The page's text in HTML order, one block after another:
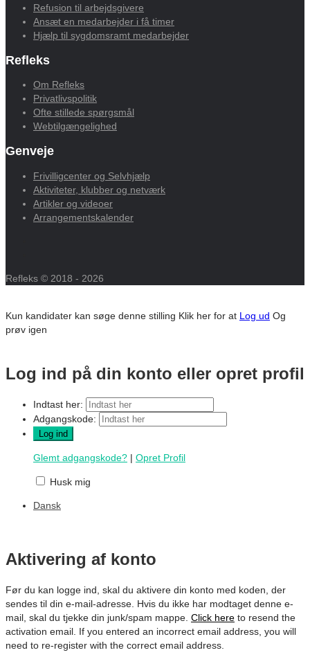
Refusion til arbejdsgivere
Ansæt en medarbejder i få timer
Hjælp til sygdomsramt medarbejder
Refleks
Om Refleks
Privatlivspolitik
Ofte stillede spørgsmål
Webtilgængelighed
Genveje
Frivilligcenter og Selvhjælp
Aktiviteter, klubber og netværk
Artikler og videoer
Arrangementskalender
Refleks © 2018 - 2026
Kun kandidater kan søge denne stilling Klik her for at Log ud Og
prøv igen
Log ind på din konto eller opret profil
Indtast her:
Adgangskode:
Glemt adgangskode? | Opret Profil
Husk mig
Dansk
Aktivering af konto
Før du kan logge ind, skal du aktivere din konto med koden, der
sendes til din e-mail-adresse. Hvis du ikke har modtaget denne e-
mail, skal du tjekke din junk/spam mappe. Click here to resend the
activation email. If you entered an incorrect email address, you will
need to re-register with the correct email address.